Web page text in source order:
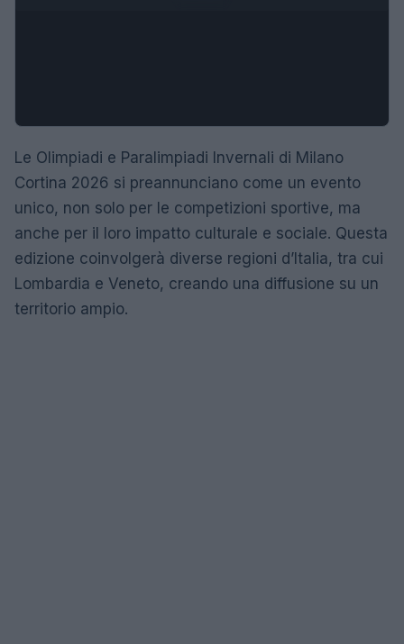
Le Olimpiadi e Paralimpiadi Invernali di Milano
Cortina 2026 si preannunciano come un evento
unico, non solo per le competizioni sportive, ma
anche per il loro impatto culturale e sociale. Questa
edizione coinvolgerà diverse regioni d’Italia, tra cui
Lombardia e Veneto, creando una diffusione su un
territorio ampio.